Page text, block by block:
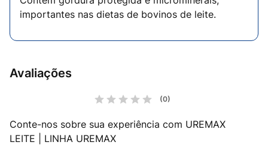
importantes nas dietas de bovinos de leite.
Avaliações
(0)
Conte-nos sobre sua experiência com UREMAX
LEITE | LINHA UREMAX